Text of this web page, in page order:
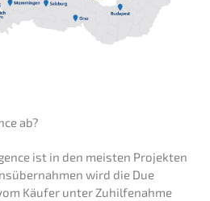
ab?
ist in den meisten Projek­ten
wird die Due
Käufer unter Zuhil­fe­nah­me